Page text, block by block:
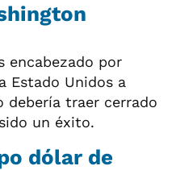
encabezado por
Estado Unidos a
debería traer cerrado
un éxito.
dólar de